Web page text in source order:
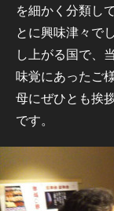
を細かく分類し
とに興味津々で
し上がる国で、
味覚にあったご
母にぜひとも挨
です。